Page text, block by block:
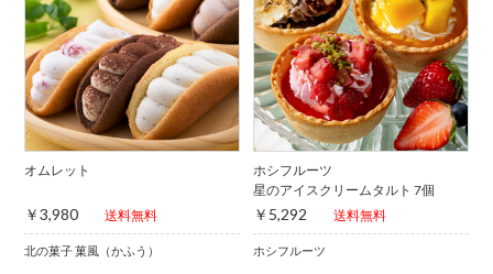
オムレット
￥3,980 送料無料
北の菓子 菓風（かふう）
ホシフルーツ
星のアイスクリームタルト 7個
￥5,292 送料無料
ホシフルーツ